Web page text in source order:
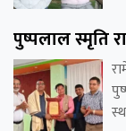
पुष्पलाल स्मृति